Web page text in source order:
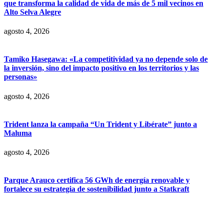
que transforma la calidad de vida de más de 5 mil vecinos en
Alto Selva Alegre
agosto 4, 2026
Tamiko Hasegawa: «La competitividad ya no depende solo de
la inversión, sino del impacto positivo en los territorios y las
personas»
agosto 4, 2026
Trident lanza la campaña “Un Trident y Libérate” junto a
Maluma
agosto 4, 2026
Parque Arauco certifica 56 GWh de energía renovable y
fortalece su estrategia de sostenibilidad junto a Statkraft